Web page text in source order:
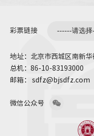
彩票链接
地址：北京市西城区南新
总机：86-10-83193000
邮箱： sdfz@bjsdfz.com
微信公众号